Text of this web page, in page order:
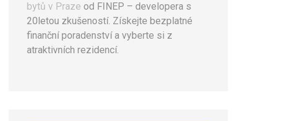
bytů v Praze od FINEP – developera s
20letou zkušeností. Získejte bezplatné
finanční poradenství a vyberte si z
atraktivních rezidencí.